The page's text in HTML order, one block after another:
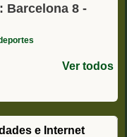
Barcelona 8 -
Ver todos
e Internet